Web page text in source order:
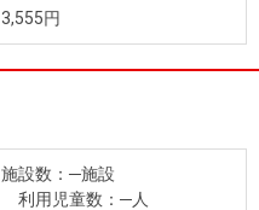
3,555円
施設数：─施設
利用児童数：─人